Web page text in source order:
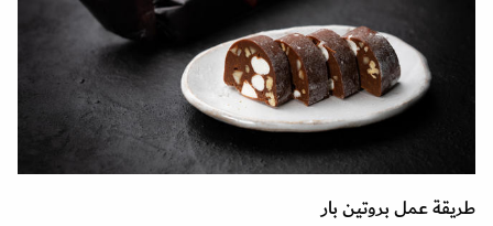
طريقة عمل بروتين بار